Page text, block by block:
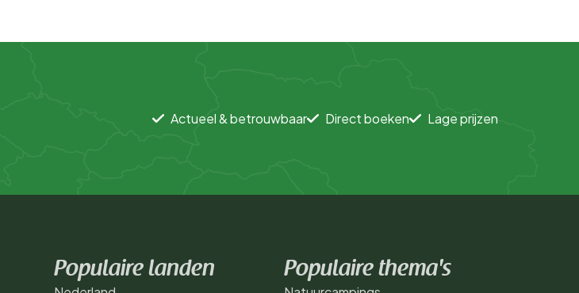
Actueel & betrouwbaar Direct boeken Lage prijzen
Populaire landen Populaire thema's